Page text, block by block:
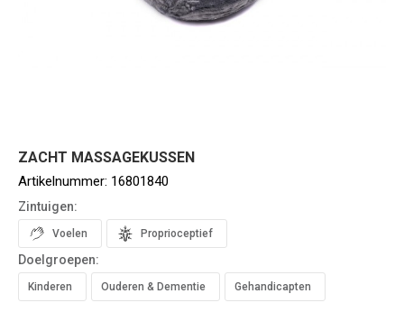
ZACHT MASSAGEKUSSEN
Artikelnummer: 16801840
Zintuigen:
Voelen Proprioceptief
Doelgroepen:
Kinderen Ouderen & Dementie Gehandicapten